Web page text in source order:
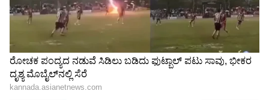
ಕುಟುಂಬ ತನಗಾಗಿ ಮಾಡಿದ ತ್ಯಾಗಕ್ಕೆ IPL 2026
ಟೂರ್ನಿಯಿಂದ ಬಂದ ₹2.60 ಕೋಟಿ ಹಣದಲ್ಲಿ ಮನೆಯ
ಸಾಲ ತೀರಿಸಿದ ಈ ಕ್ರಿಕೆಟಿಗ!
IPL 2026 ಫೈನಲ್ ಸೋಲಿನ ಬೆನ್ನಲ್ಲೇ ಈ ಮೂವರಿಗೆ
ಗುಜರಾತ್ ಟೈಟಾನ್ಸ್ ಗೇಟ್‌ಪಾಸ್? ಈ ಲಿಸ್ಟ್‌ನಲ್ಲಿದೆ
ಅಚ್ಚರಿ ಹೆಸರು